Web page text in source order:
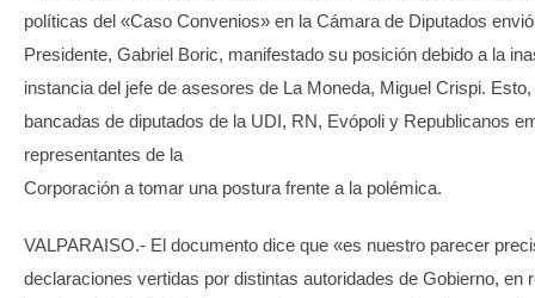
políticas del «Caso Convenios» en la Cámara de Diputados
Presidente, Gabriel Boric, manifestado su posición debido a la
instancia del jefe de asesores de La Moneda, Miguel Crispi.
bancadas de diputados de la UDI, RN, Evópoli y Republicanos
representantes de la
Corporación a tomar una postura frente a la polémica.
VALPARAISO.- El documento dice que «es nuestro parecer
declaraciones vertidas por distintas autoridades de Gobierno, en